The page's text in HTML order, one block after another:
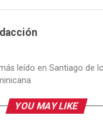
leído en Santiago de
YOU MAY LIKE